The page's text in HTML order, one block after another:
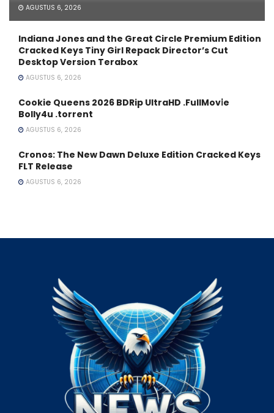
AGUSTUS 6, 2026
Indiana Jones and the Great Circle Premium Edition
Cracked Keys Tiny Girl Repack Director’s Cut
Desktop Version Terabox
AGUSTUS 6, 2026
Cookie Queens 2026 BDRip UltraHD .FullMov𝗂e
Bolly4u .torrent
AGUSTUS 6, 2026
Cronos: The New Dawn Deluxe Edition Cracked Keys
FLT Release
AGUSTUS 6, 2026